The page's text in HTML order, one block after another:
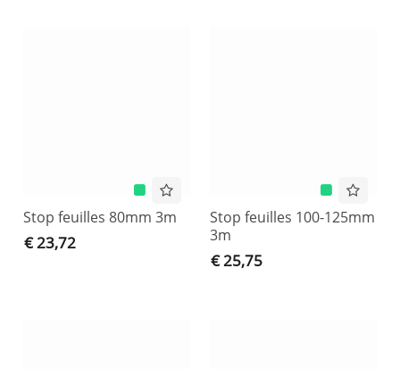
Stop feuilles 80mm 3m
€ 23,72
Stop feuilles 100-125mm
3m
€ 25,75